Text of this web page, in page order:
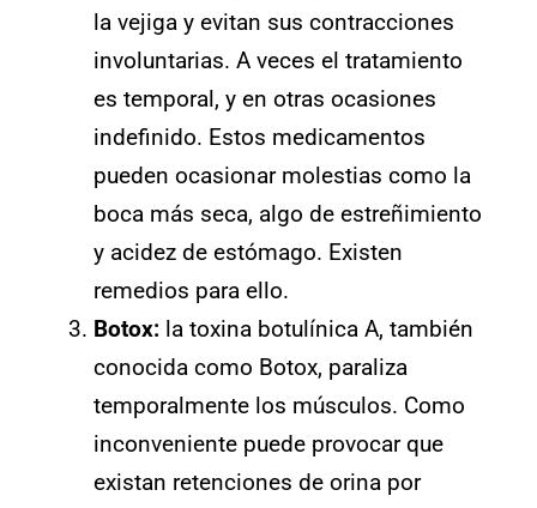
la vejiga y evitan sus contracciones
involuntarias. A veces el tratamiento
es temporal, y en otras ocasiones
indefinido. Estos medicamentos
pueden ocasionar molestias como la
boca más seca, algo de estreñimiento
y acidez de estómago. Existen
remedios para ello.
Botox: la toxina botulínica A, también
conocida como Botox, paraliza
temporalmente los músculos. Como
inconveniente puede provocar que
existan retenciones de orina por